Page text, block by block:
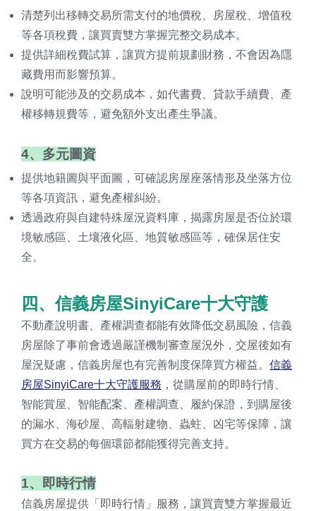
清楚列出移轉交易所需支付的地價稅、房屋稅、增值稅
等各項稅費，讓買賣雙方掌握完整交易成本。
提供詳細稅費試算，讓買方提前規劃財務，不會因為隱
藏費用而影響預算。
說明可能涉及的交易成本，如代書費、貸款手續費、產
權移轉規費等，避免額外支出產生爭議。
4、多元圖資
提供地籍圖與平面圖，可確認房屋座落情形及坐落方位
等各項資訊，避免產權糾紛。
透過政府與自建特殊屋況資料庫，揭露房屋是否位於環
境敏感區、土壤液化區、地質敏感區等，確保居住安
全。
四、信義房屋SinyiCare十大守護
不動產說明書、產權調查都能有效降低交易風險，信義
房屋除了事前會透過嚴謹機制審查屋況外，交屋後如有
屋況疑慮，信義房屋也有完善制度保障買方權益。 信義
房屋SinyiCare十大守護服務 ，從購屋前的即時行情、
智能賞屋、智能配案、產權調查、履約保證，到購屋後
的漏水、海砂屋、高輻射建物、蟲蛀、凶宅等保障，讓
買方在交易的每個環節都能獲得完善支持。
1、即時行情
信義房屋提供「即時行情」服務，讓買賣雙方掌握最近